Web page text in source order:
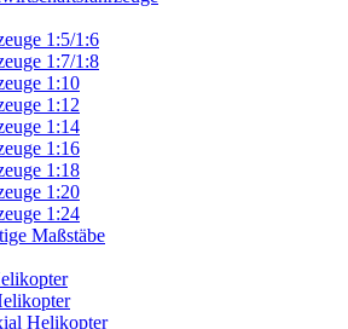
1:5/1:6
1:7/1:8
1:10
1:12
1:14
1:16
1:18
1:20
1:24
Maßstäbe
Helikopter